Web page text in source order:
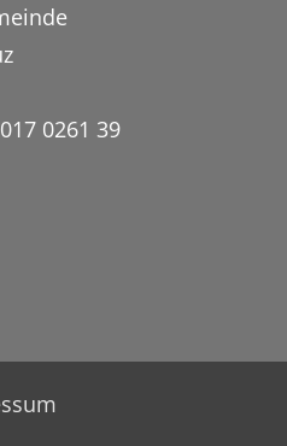
0261 39
auf Facebook